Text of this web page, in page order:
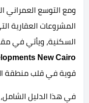
ومع التوسع
المشروعات العقارية
السكنية، ويأتي في
New Cairo
قوية في قلب منطقة
في هذا الدليل